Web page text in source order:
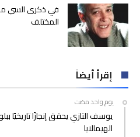
في ذكرى السي
المختلف
إقرأ أيضاً
‫‫‫‏‫يوم واحد مضت‬
الهيمالايا